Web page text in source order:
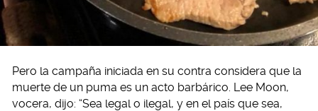
Pero la campaña iniciada en su contra considera que la
muerte de un puma es un acto barbárico. Lee Moon,
vocera, dijo: “Sea legal o ilegal, y en el país que sea,